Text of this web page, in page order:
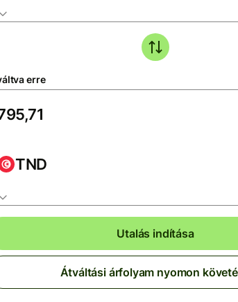
erre
TND
Utalás indítása
Átváltási árfolyam nyomon